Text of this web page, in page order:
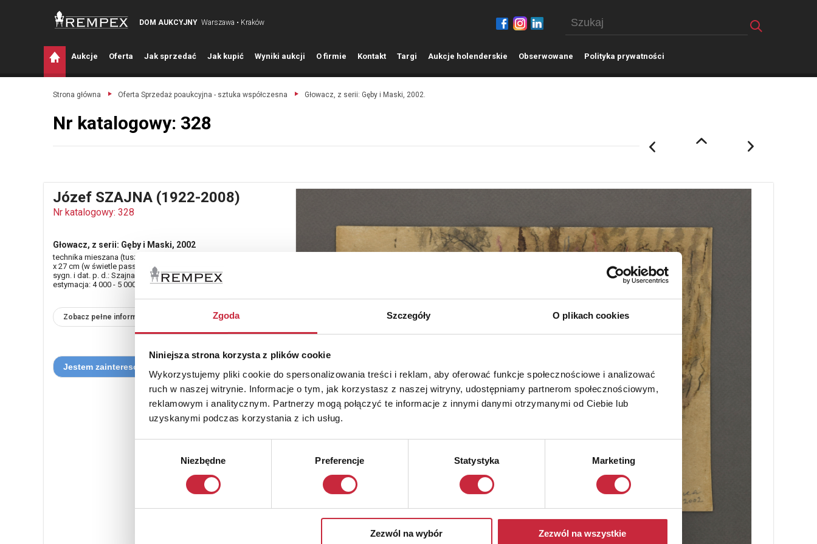
Zgoda Szczegóły O plikach cookies
Niniejsza strona korzysta z plików cookie
Wykorzystujemy pliki cookie do spersonalizowania treści i reklam, aby oferować funkcje społecznościowe i analizować
ruch w naszej witrynie. Informacje o tym, jak korzystasz z naszej witryny, udostępniamy partnerom społecznościowym,
reklamowym i analitycznym. Partnerzy mogą połączyć te informacje z innymi danymi otrzymanymi od Ciebie lub
uzyskanymi podczas korzystania z ich usług.
Niezbędne Preferencje Statystyka Marketing
Zezwól na wybór Zezwól na wszystkie
DOM AUKCYJNY Warszawa • Kraków
Aukcje Oferta Jak sprzedać Jak kupić Wyniki aukcji O firmie Kontakt Targi Aukcje holenderskie Obserwowane Polityka prywatności
Strona główna Oferta Sprzedaż poaukcyjna - sztuka współczesna Głowacz, z serii: Gęby i Maski, 2002.
Nr katalogowy: 328
Józef SZAJNA (1922-2008)
Nr katalogowy: 328
Głowacz, z serii: Gęby i Maski, 2002
technika mieszana (tusz lawowany, ołówek, kredka), papier; 21
x 27 cm (w świetle passe-partout);
sygn. i dat. p. d.: Szajna / 2002 (ołówkiem), opisany l. d.: G
estymacja: 4 000 - 5 000 zł
Zobacz pełne informacje